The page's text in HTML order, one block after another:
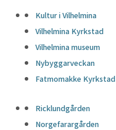
Kultur i Vilhelmina
Vilhelmina Kyrkstad
Vilhelmina museum
Nybyggarveckan
Fatmomakke Kyrkstad
Ricklundgården
Norgefarargården